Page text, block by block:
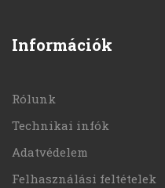
Információk
Rólunk
Technikai infók
Adatvédelem
Felhasználási feltételek